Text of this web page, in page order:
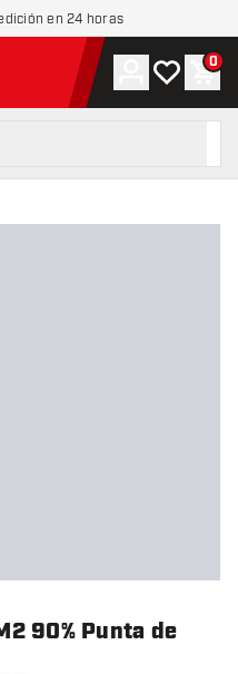
en 24 horas
de inicio
Cuenta
Mi lista de
0
90% Punta de